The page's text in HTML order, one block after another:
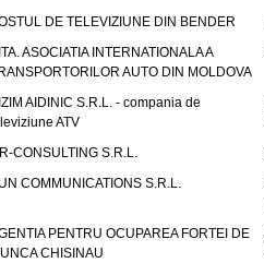
DE TELEVIZIUNE DIN BENDER
ASOCIATIA INTERNATIONALA A
AUTO DIN MOLDOVA
AIDINIC S.R.L. - compania de
ATV
CONSULTING S.R.L.
COMMUNICATIONS S.R.L.
PENTRU OCUPAREA FORTEI DE
CHISINAU